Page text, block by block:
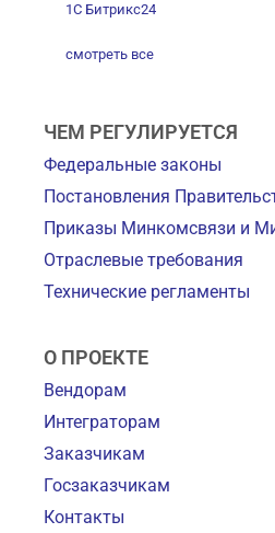
1С Битрикс24
смотреть все
ЧЕМ РЕГУЛИРУЕТСЯ
Федеральные законы
Постановления
Приказы Минкомсвязи и
Отраслевые требования
Технические регламенты
О ПРОЕКТЕ
Вендорам
Интеграторам
Заказчикам
Госзаказчикам
Контакты